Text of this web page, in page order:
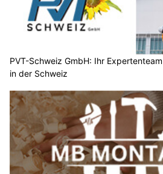
PVT-Schweiz GmbH: Ihr
in der Schweiz